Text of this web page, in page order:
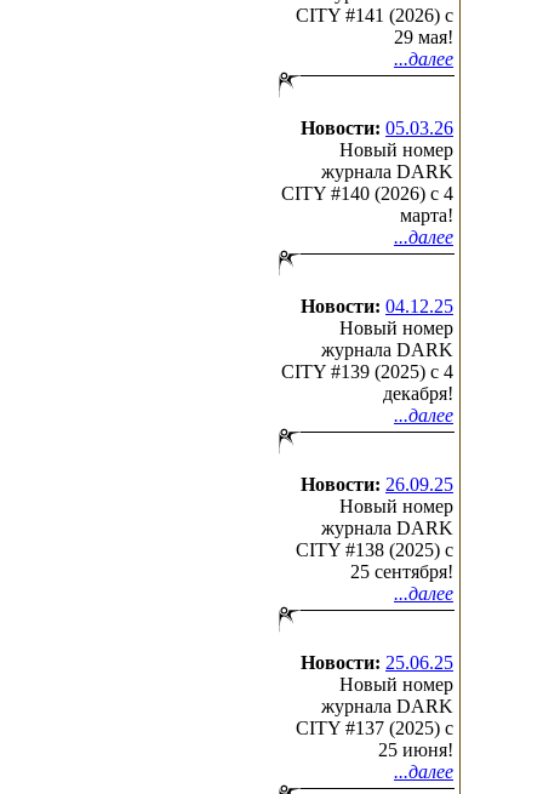
CITY #141 (2026) c
29 мая!
...далее
Новости: 05.03.26
Новый номер
журнала DARK
CITY #140 (2026) c 4
марта!
...далее
Новости: 04.12.25
Новый номер
журнала DARK
CITY #139 (2025) c 4
декабря!
...далее
Новости: 26.09.25
Новый номер
журнала DARK
CITY #138 (2025) c
25 сентября!
...далее
Новости: 25.06.25
Новый номер
журнала DARK
CITY #137 (2025) c
25 июня!
...далее